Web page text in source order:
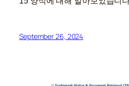
September 26, 2024